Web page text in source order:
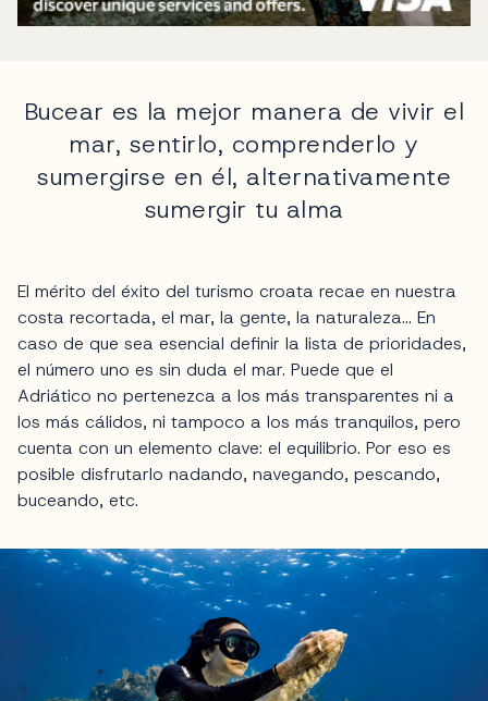
Bucear es la mejor manera de vivir el
mar, sentirlo, comprenderlo y
sumergirse en él, alternativamente
sumergir tu alma
El mérito del éxito del turismo croata recae en nuestra
costa recortada, el mar, la gente, la naturaleza... En
caso de que sea esencial definir la lista de prioridades,
el número uno es sin duda el mar. Puede que el
Adriático no pertenezca a los más transparentes ni a
los más cálidos, ni tampoco a los más tranquilos, pero
cuenta con un elemento clave: el equilibrio. Por eso es
posible disfrutarlo nadando, navegando, pescando,
buceando, etc.